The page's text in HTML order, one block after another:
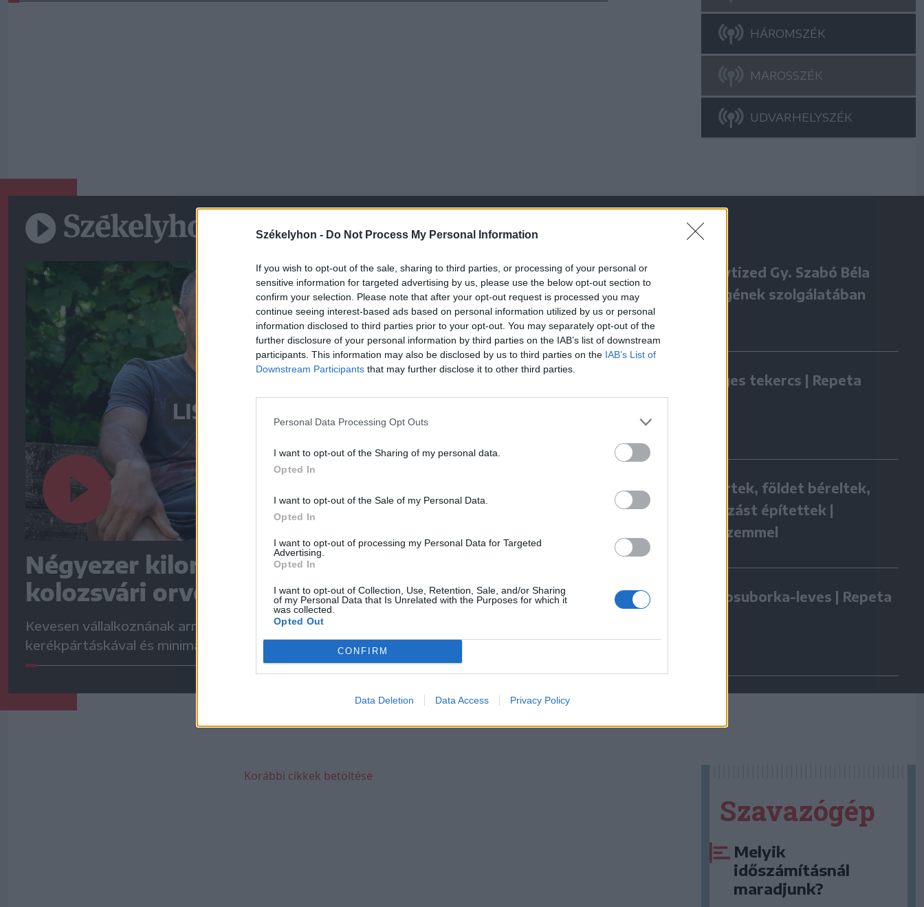
Székelyhon - Do Not Process My Personal Information
If you wish to opt-out of the sale, sharing to third parties, or processing of your personal or
sensitive information for targeted advertising by us, please use the below opt-out section to
confirm your selection. Please note that after your opt-out request is processed you may
continue seeing interest-based ads based on personal information utilized by us or personal
information disclosed to third parties prior to your opt-out. You may separately opt-out of the
further disclosure of your personal information by third parties on the IAB’s list of downstream
participants. This information may also be disclosed by us to third parties on the IAB’s List of
Downstream Participants that may further disclose it to other third parties.
Personal Data Processing Opt Outs
I want to opt-out of the Sharing of my personal data.
Opted In
I want to opt-out of the Sale of my Personal Data.
Opted In
I want to opt-out of processing my Personal Data for Targeted
Advertising.
Opted In
I want to opt-out of Collection, Use, Retention, Sale, and/or Sharing
of my Personal Data that Is Unrelated with the Purposes for which it
was collected.
Opted Out
CONFIRM
Data Deletion Data Access Privacy Policy
HÁROMSZÉK
MAROSSZÉK
UDVARHELYSZÉK
Négyezer kilométert tekert Európán át a
kolozsvári orvos
Kevesen vállalkoznának arra, hogy egyedül, mindössze egyetlen
kerékpártáskával és minimális felszereléssel átszeljék Európát.
Négy évtized Gy. Szabó Béla
örökségének szolgálatában
Zöldséges tekercs | Repeta
Hazatértek, földet béreltek,
vállalkozást építettek |
Gazdaszemmel
Kovászosuborka-leves | Repeta
Korábbi cikkek betöltése
Szavazógép
Melyik
időszámításnál
maradjunk?